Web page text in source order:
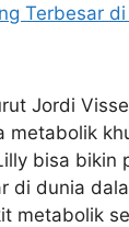
Jordi
metabolik
bisa bikin
di dunia
metabolik